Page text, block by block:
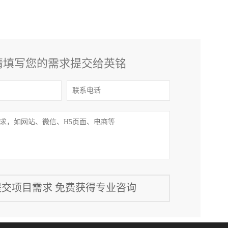
写您的需求提交给英铭